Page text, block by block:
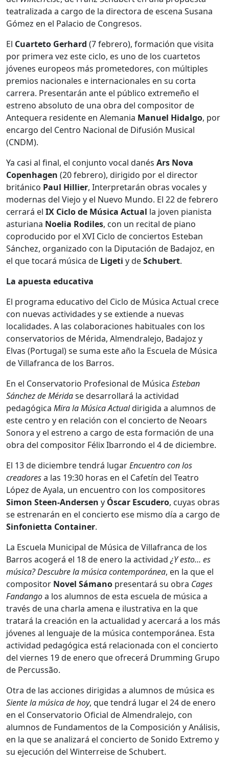
teatralizada a cargo de la directora de escena Susana
Gómez en el Palacio de Congresos.
El Cuarteto Gerhard (7 febrero), formación que visita
por primera vez este ciclo, es uno de los cuartetos
jóvenes europeos más prometedores, con múltiples
premios nacionales e internacionales en su corta
carrera. Presentarán ante el público extremeño el
estreno absoluto de una obra del compositor de
Antequera residente en Alemania Manuel Hidalgo, por
encargo del Centro Nacional de Difusión Musical
(CNDM).
Ya casi al final, el conjunto vocal danés Ars Nova
Copenhagen (20 febrero), dirigido por el director
británico Paul Hillier, Interpretarán obras vocales y
modernas del Viejo y el Nuevo Mundo. El 22 de febrero
cerrará el IX Ciclo de Música Actual la joven pianista
asturiana Noelia Rodiles, con un recital de piano
coproducido por el XVI Ciclo de conciertos Esteban
Sánchez, organizado con la Diputación de Badajoz, en
el que tocará música de Ligeti y deSchubert.
La apuesta educativa
El programa educativo del Ciclo de Música Actual crece
con nuevas actividades y se extiende a nuevas
localidades. A las colaboraciones habituales con los
conservatorios de Mérida, Almendralejo, Badajoz y
Elvas (Portugal) se suma este año la Escuela de Música
de Villafranca de los Barros.
En el Conservatorio Profesional de Música Esteban
Sánchez de Méridase desarrollará la actividad
pedagógica Mira la Música Actualdirigida a alumnos de
este centro y en relación con el concierto de Neoars
Sonora y el estreno a cargo de esta formación de una
obra del compositor Félix Ibarrondo el 4 de diciembre.
El 13 de diciembre tendrá lugarEncuentro con los
creadoresa las 19:30 horas en el Cafetín del Teatro
López de Ayala, un encuentro con los compositores
Simon Steen-Andersen y Óscar Escudero, cuyas obras
se estrenarán en el concierto ese mismo día a cargo de
Sinfonietta Container.
La Escuela Municipal de Música de Villafranca de los
Barros acogerá el 18 de enero la actividad¿Y esto… es
música? Descubre la música contemporánea, en la que el
compositor Novel Sámano presentará su obra Cages
Fandangoa los alumnos de esta escuela de música a
través de una charla amena e ilustrativa en la que
tratará la creación en la actualidad y acercará a los más
jóvenes al lenguaje de la música contemporánea. Esta
actividad pedagógica está relacionada con el concierto
del viernes 19 de enero que ofrecerá Drumming Grupo
de Percussão.
Otra de las acciones dirigidas a alumnos de música es
Siente la música de hoy, que tendrá lugar el 24 de enero
en el Conservatorio Oficial de Almendralejo, con
alumnos de Fundamentos de la Composición y Análisis,
en la que se analizará el concierto de Sonido Extremo y
su ejecución del Winterreise de Schubert.